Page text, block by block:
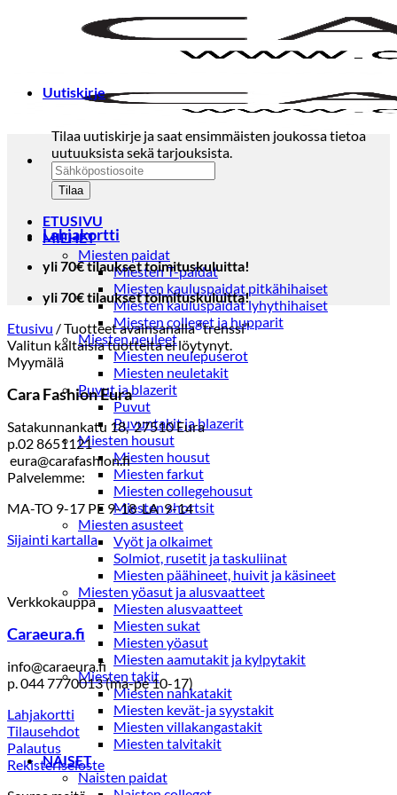
ETUSIVU
MIEHET
Miesten paidat
Miesten T-paidat
Miesten kauluspaidat pitkähihaiset
Miesten kauluspaidat lyhythihaiset
Miesten colleget ja hupparit
Miesten neuleet
Miesten neulepuserot
Miesten neuletakit
Puvut ja blazerit
Puvut
Puvuntakit ja blazerit
Miesten housut
Miesten housut
Miesten farkut
Miesten collegehousut
Miesten shortsit
Miesten asusteet
Vyöt ja olkaimet
Solmiot, rusetit ja taskuliinat
Miesten päähineet, huivit ja käsineet
Miesten yöasut ja alusvaatteet
Miesten alusvaatteet
Miesten sukat
Miesten yöasut
Miesten aamutakit ja kylpytakit
Miesten takit
Miesten nahkatakit
Miesten kevät-ja syystakit
Miesten villakangastakit
Miesten talvitakit
NAISET
Naisten paidat
Uutiskirje
Tilaa uutiskirje ja saat ensimmäisten joukossa tietoa
uutuuksista sekä tarjouksista.
Lahjakortti
yli 70€ tilaukset toimituskuluitta!
yli 70€ tilaukset toimituskuluitta!
Etusivu /Tuotteet avainsanalla “trenssi”
Valitun kaltaisia tuotteita ei löytynyt.
Myymälä
Cara Fashion Eura
Satakunnankatu 18, 27510 Eura
p.02 8651121
eura@carafashion.fi
Palvelemme:
MA-TO 9-17 PE 9-18 LA 9-14
Sijainti kartalla
Verkkokauppa
Caraeura.fi
info@caraeura.fi
p. 044 7770013 (ma-pe 10-17)
Lahjakortti
Tilausehdot
Palautus
Rekisteriseloste